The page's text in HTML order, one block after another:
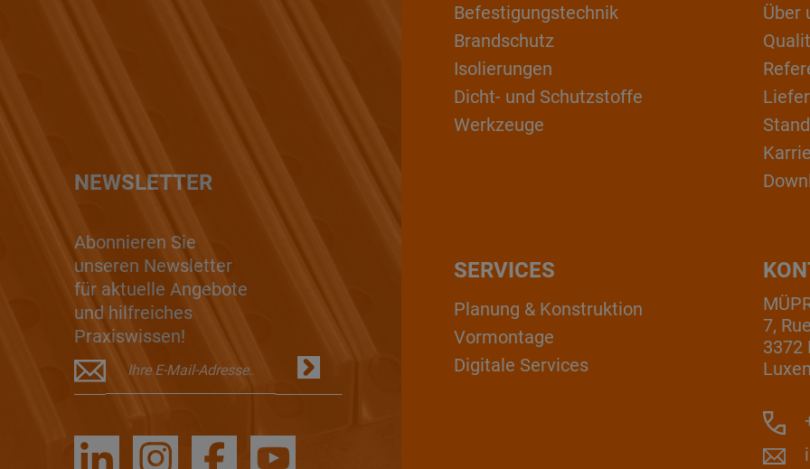
NEWSLETTER
Abonnieren Sie
unseren Newsletter
für aktuelle Angebote
und hilfreiches
Praxiswissen!
Befestigungstechnik
Brandschutz
Isolierungen
Dicht- und Schutzstoffe
Werkzeuge
Über
7,
3372
SERVICES
Planung & Konstruktion
Vormontage
Digitale Services